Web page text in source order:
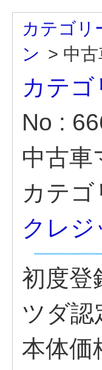
カテゴリ
ン > 中
カテゴ
No :
中古車
カテゴ
クレ
初度登
ツダ認
本体価